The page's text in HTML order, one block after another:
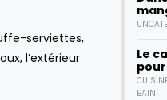
serviettes,
l’extérieur
Le
BAIN